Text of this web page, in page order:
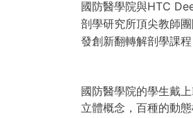
國防醫學院與HTC
剖學研究所頂尖教師
發創新翻轉解剖學課
國防醫學院的學生戴
立體概念，百種的動